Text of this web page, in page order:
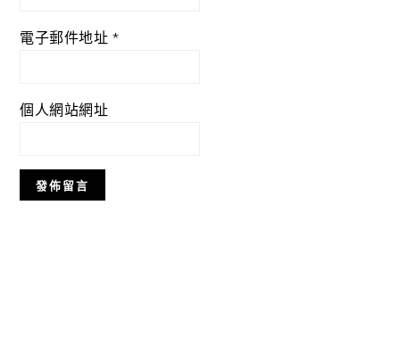
電子郵件地址 *
個人網站網址